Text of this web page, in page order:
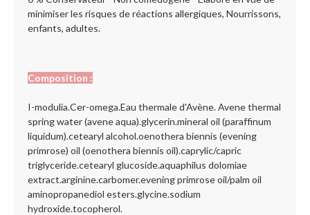
minimiser les risques de réactions allergiques, Nourrissons,
enfants, adultes.
Composition :
I-modulia.Cer-omega.Eau thermale d'Avène. Avene thermal
spring water (avene aqua).glycerin.mineral oil (paraffinum
liquidum).cetearyl alcohol.oenothera biennis (evening
primrose) oil (oenothera biennis oil).caprylic/capric
triglyceride.cetearyl glucoside.aquaphilus dolomiae
extract.arginine.carbomer.evening primrose oil/palm oil
aminopropanediol esters.glycine.sodium
hydroxide.tocopherol.